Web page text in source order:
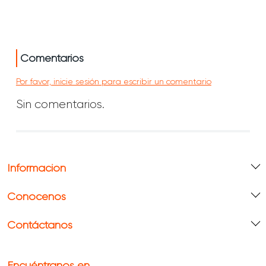
Comentarios
Por favor, inicie sesión para escribir un comentario
Sin comentarios.
Información
Conócenos
Contáctanos